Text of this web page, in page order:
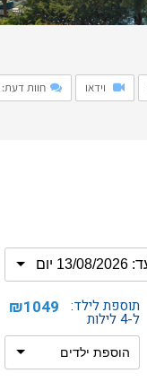
חוות דעת: 8.2 וידאו
תוספת לילד: ₪1049
ל-4 לילות